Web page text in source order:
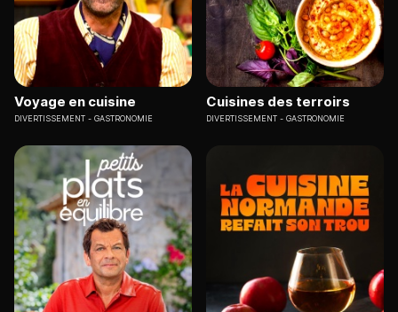
Voyage en cuisine
DIVERTISSEMENT GASTRONOMIE
Cuisines des terroirs
DIVERTISSEMENT GASTRONOMIE